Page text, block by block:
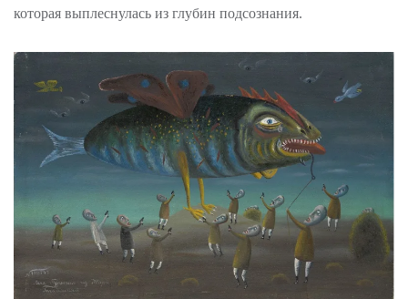
которая выплеснулась из глубин подсознания.